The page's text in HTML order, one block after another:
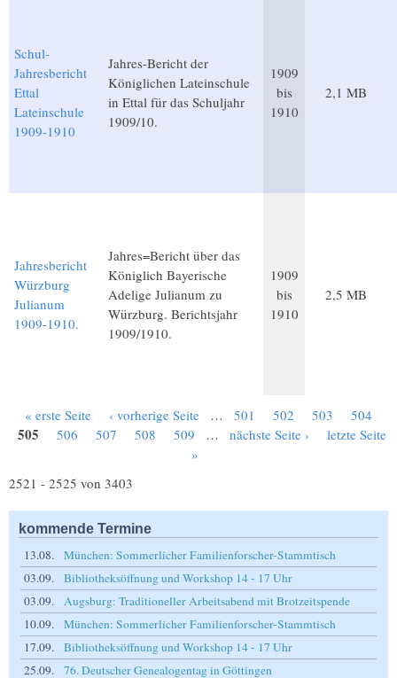
Schul-
Jahresbericht
Ettal
Lateinschule
1909-1910
Jahres-Bericht der
Königlichen Lateinschule
in Ettal für das Schuljahr
1909/10.
1909
bis
1910
2,1 MB
Jahresbericht
Würzburg
Julianum
1909-1910.
Jahres=Bericht über das
Königlich Bayerische
Adelige Julianum zu
Würzburg. Berichtsjahr
1909/1910.
1909
bis
1910
2,5 MB
Seiten
« erste Seite ‹ vorherige Seite … 501 502 503 504
505 506 507 508 509 … nächste Seite ›
letzte Seite
»
2521 - 2525 von 3403
kommende Termine
13.08.
München: Sommerlicher Familienforscher-Stammtisch
03.09.
Bibliotheksöffnung und Workshop 14 - 17 Uhr
03.09.
Augsburg: Traditioneller Arbeitsabend mit Brotzeitspende
10.09.
München: Sommerlicher Familienforscher-Stammtisch
17.09.
Bibliotheksöffnung und Workshop 14 - 17 Uhr
25.09.
76. Deutscher Genealogentag in Göttingen